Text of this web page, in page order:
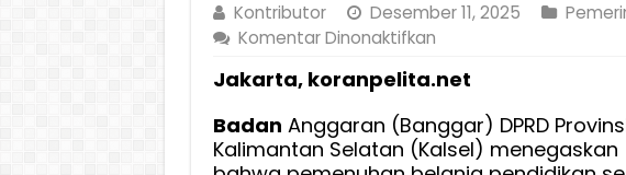
Kontributor Desember 11, 2025
Komentar Dinonaktifkanpada
DPRD
Tegaskan
Mandatory
Budget
Jakarta, koranpelita.net
Badan Anggaran (Banggar) DPRD
Kalimantan Selatan (Kalsel) menegaskan